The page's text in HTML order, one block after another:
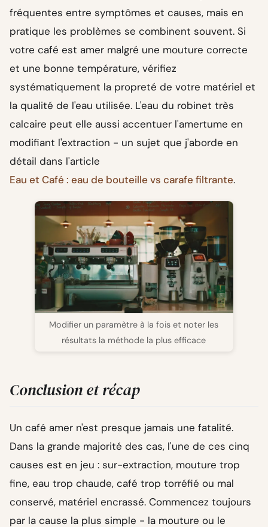
fréquentes entre symptômes et causes, mais en
pratique les problèmes se combinent souvent. Si
votre café est amer malgré une mouture correcte
et une bonne température, vérifiez
systématiquement la propreté de votre matériel et
la qualité de l'eau utilisée. L'eau du robinet très
calcaire peut elle aussi accentuer l'amertume en
modifiant l'extraction - un sujet que j'aborde en
détail dans l'article
Eau et Café : eau de bouteille vs carafe filtrante.
Modifier un paramètre à la fois et noter les
résultats la méthode la plus efficace
Conclusion et récap
Un café amer n'est presque jamais une fatalité.
Dans la grande majorité des cas, l'une de ces cinq
causes est en jeu : sur-extraction, mouture trop
fine, eau trop chaude, café trop torréfié ou mal
conservé, matériel encrassé. Commencez toujours
par la cause la plus simple - la mouture ou le